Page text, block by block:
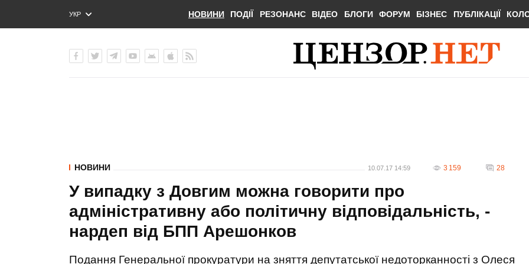
УКР
ENG
НОВИНИ ПОДІЇ РЕЗОНАНС ВІДЕО БЛОГИ ФОРУМ БІЗНЕС ПУБЛІКАЦІЇ
НОВИНИ 10.07.17 14:59 3 159 28
У випадку з Довгим можна говорити про
адміністративну або політичну відповідальність, -
нардеп від БПП Арешонков
Подання Генеральної прокуратури на зняття депутатської недоторканності з Олеся